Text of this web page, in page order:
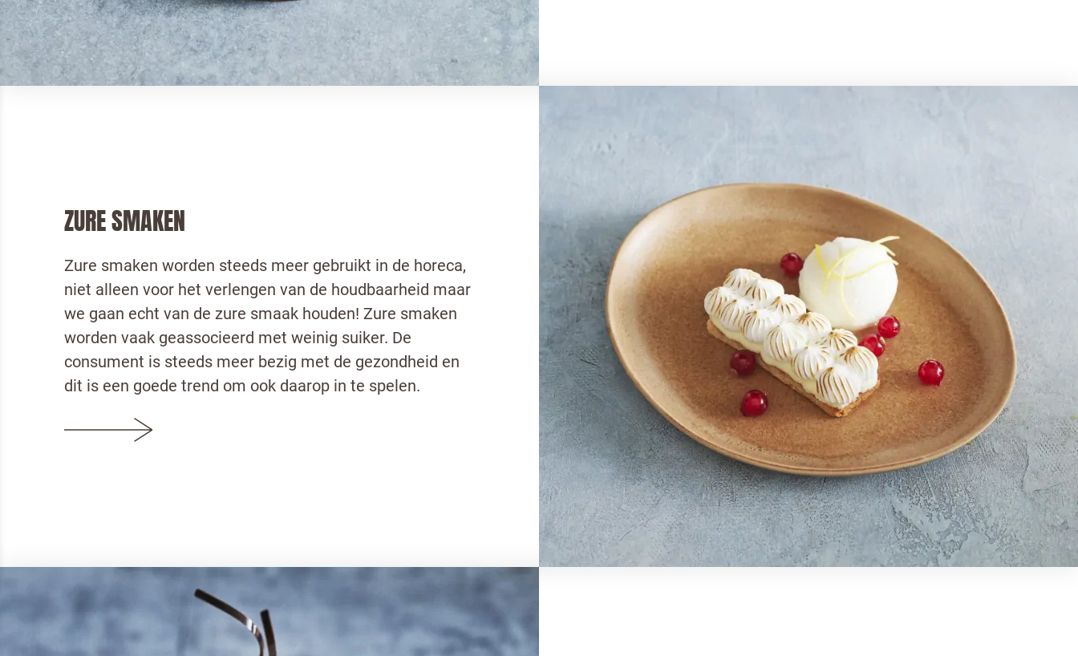
ZURE SMAKEN
Zure smaken worden steeds meer gebruikt in de horeca,
niet alleen voor het verlengen van de houdbaarheid maar
we gaan echt van de zure smaak houden! Zure smaken
worden vaak geassocieerd met weinig suiker. De
consument is steeds meer bezig met de gezondheid en
dit is een goede trend om ook daarop in te spelen.